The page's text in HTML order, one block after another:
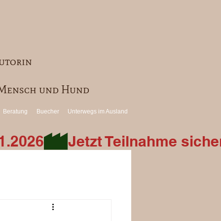
und Hund
Beratung Buecher Unterwegs im Ausland